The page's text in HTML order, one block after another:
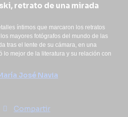
retrato de una mirada
íntimos que marcaron los retratos
mayores fotógrafos del mundo de las
tras el lente de su cámara, en una
lo mejor de la literatura y su relación con
José Navia
Compartir